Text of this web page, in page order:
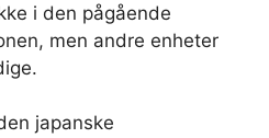
i den pågående
men andre enheter
japanske